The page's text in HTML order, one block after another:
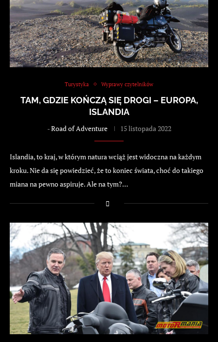
Turystyka Wyprawy czytelników
TAM, GDZIE KOŃCZĄ SIĘ DROGI – EUROPA,
ISLANDIA
-Road of Adventure 15 listopada 2022
Islandia, to kraj, w którym natura wciąż jest widoczna na każdym
kroku. Nie da się powiedzieć, że to koniec świata, choć do takiego
miana na pewno aspiruje. Ale na tym?…